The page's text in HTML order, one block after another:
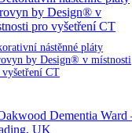
nástěnné pláty
by Design® v místnosti
CT